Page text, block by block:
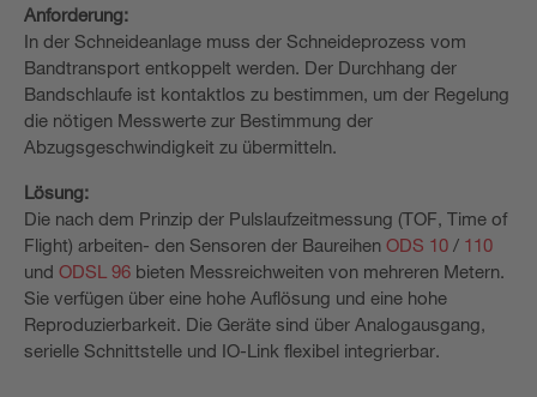
Anforderung:
In der Schneideanlage muss der Schneideprozess vom
Bandtransport entkoppelt werden. Der Durchhang der
Bandschlaufe ist kontaktlos zu bestimmen, um der Regelung
die nötigen Messwerte zur Bestimmung der
Abzugsgeschwindigkeit zu übermitteln.
Lösung:
Die nach dem Prinzip der Pulslaufzeitmessung (TOF, Time of
Flight) arbeiten- den Sensoren der Baureihen ODS 10 / 110
und ODSL 96 bieten Messreichweiten von mehreren Metern.
Sie verfügen über eine hohe Auflösung und eine hohe
Reproduzierbarkeit. Die Geräte sind über Analogausgang,
serielle Schnittstelle und IO­-Link flexibel integrierbar.